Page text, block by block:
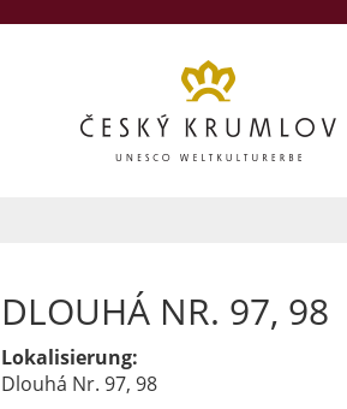
DLOUHÁ NR. 97, 98
Lokalisierung:
Dlouhá Nr. 97, 98